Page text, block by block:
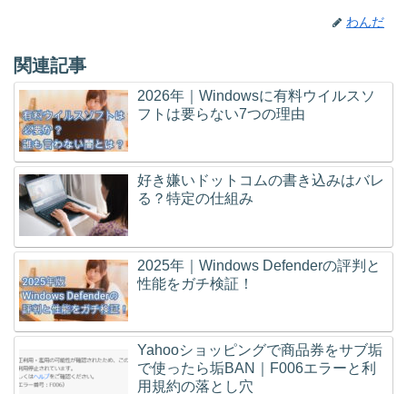
わんだ
関連記事
2026年｜Windowsに有料ウイルスソ
フトは要らない7つの理由
好き嫌いドットコムの書き込みはバレ
る？特定の仕組み
2025年｜Windows Defenderの評判と
性能をガチ検証！
Yahooショッピングで商品券をサブ垢
で使ったら垢BAN｜F006エラーと利
用規約の落とし穴